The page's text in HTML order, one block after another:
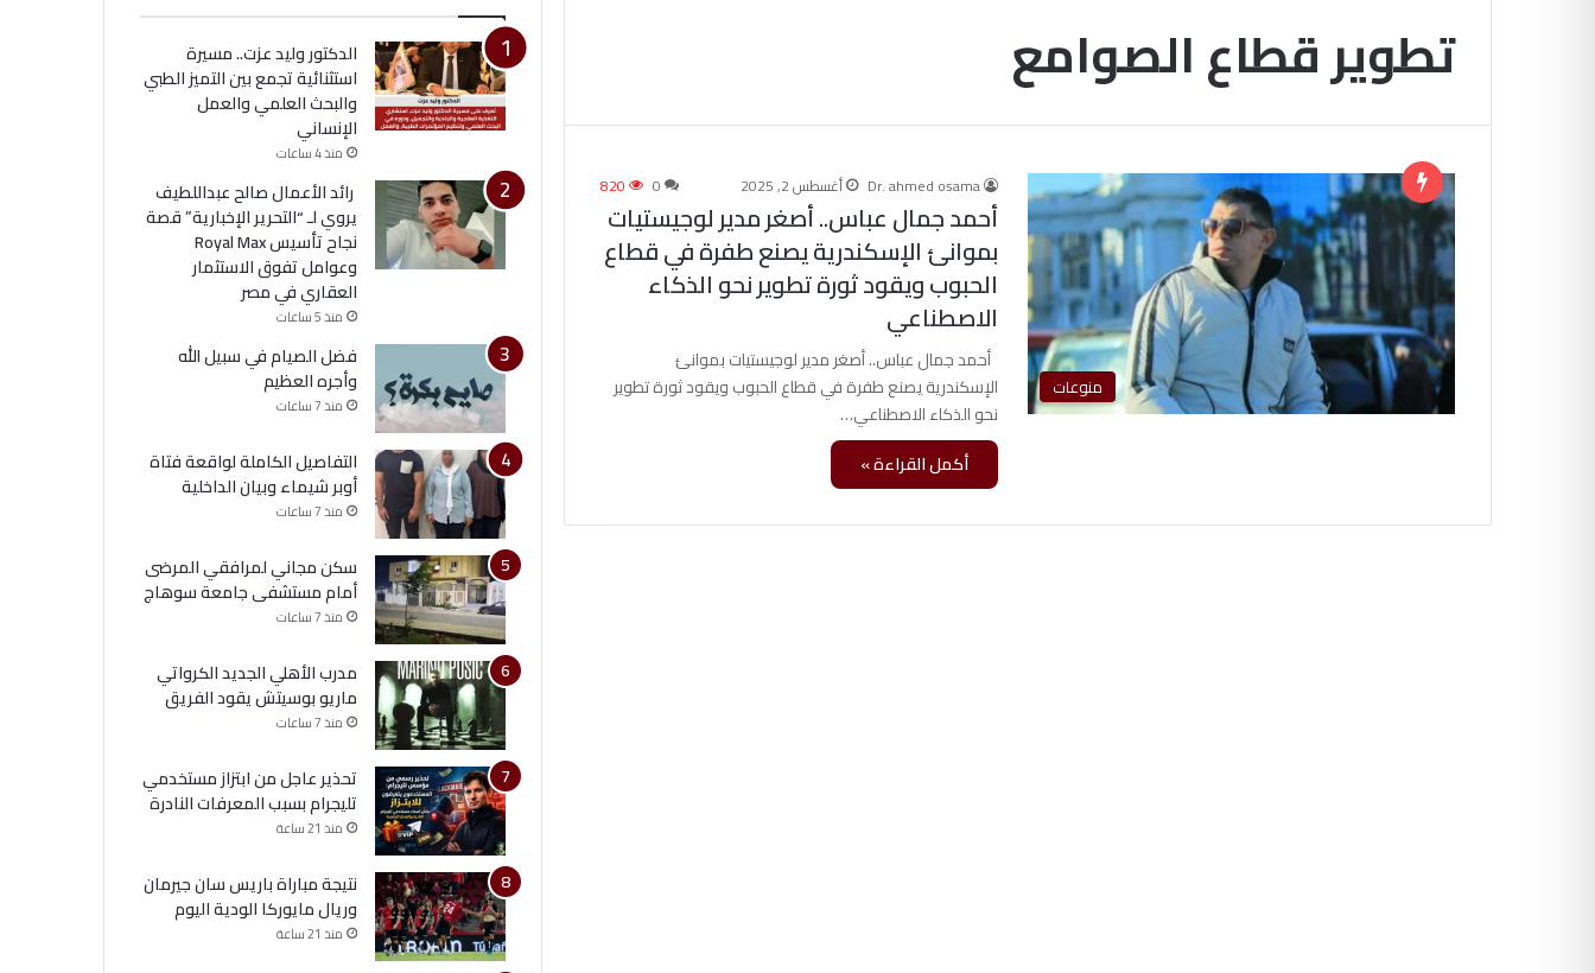
تطوير قطاع الصوامع
منوعات
Dr. ahmed osama أغسطس 2, 2025 0
820
أحمد جمال عباس.. أصغر مدير لوجيستيات
بموانئ الإسكندرية يصنع طفرة في قطاع
الحبوب ويقود ثورة تطوير نحو الذكاء
الاصطناعي
أحمد جمال عباس.. أصغر مدير لوجيستيات بموانئ
الإسكندرية يصنع طفرة في قطاع الحبوب ويقود ثورة تطوير
نحو الذكاء الاصطناعي…
أكمل القراءة »
الدكتور وليد عزت.. مسيرة
استثنائية تجمع بين التميز الطبي
والبحث العلمي والعمل
الإنساني
منذ 4 ساعات
رائد الأعمال صالح عبداللطيف
يروي لـ “التحرير الإخبارية” قصة
نجاح تأسيس Royal Max
وعوامل تفوق الاستثمار
العقاري في مصر
منذ 5 ساعات
فضل الصيام في سبيل الله
وأجره العظيم
منذ 7 ساعات
التفاصيل الكاملة لواقعة فتاة
أوبر شيماء وبيان الداخلية
منذ 7 ساعات
سكن مجاني لمرافقي المرضى
أمام مستشفى جامعة سوهاج
منذ 7 ساعات
مدرب الأهلي الجديد الكرواتي
ماريو بوسيتش يقود الفريق
منذ 7 ساعات
تحذير عاجل من ابتزاز مستخدمي
تليجرام بسبب المعرفات النادرة
منذ 21 ساعة
نتيجة مباراة باريس سان جيرمان
وريال مايوركا الودية اليوم
منذ 21 ساعة